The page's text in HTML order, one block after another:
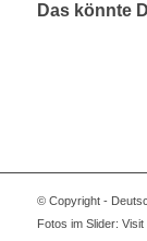
Das könnte
© Copyright -
Fotos im Slider: Visit